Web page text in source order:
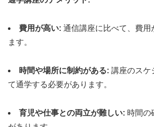
費用が高い: 通信講座に比べて、費用
ます。
時間や場所に制約がある: 講座のスケ
て通学する必要があります。
育児や仕事との両立が難しい: 時間の